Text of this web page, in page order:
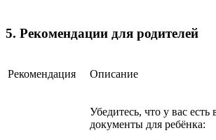
5. Рекомендации для родителей
Рекомендация Описание
Убедитесь, что у вас
документы для ребёнка: